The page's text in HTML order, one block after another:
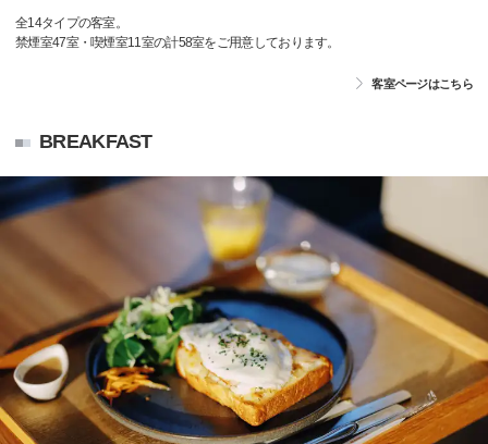
全14タイプの客室。
禁煙室47室・喫煙室11室の計58室をご用意しております。
客室ページはこちら
BREAKFAST